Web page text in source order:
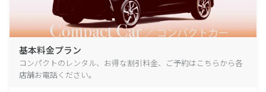
基本料金プラン
コンパクトのレンタル、お得な割引料金、ご予約はこちらから各
店舗お電話ください。